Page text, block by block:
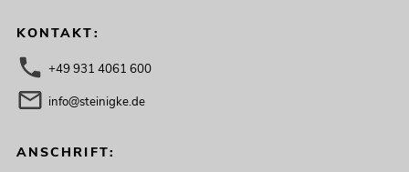
KONTAKT:
+49 931 4061 600
info@steinigke.de
ANSCHRIFT: